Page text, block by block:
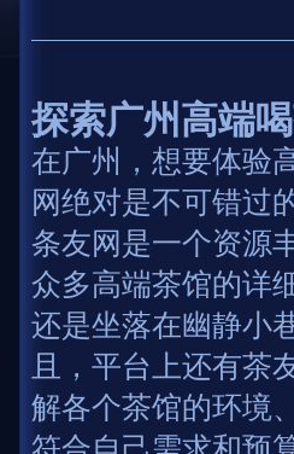
探索广州高端
在广州，想要体验
网绝对是不可错过
条友网是一个资源
众多高端茶馆的详
还是坐落在幽静小
且，平台上还有茶
解各个茶馆的环境